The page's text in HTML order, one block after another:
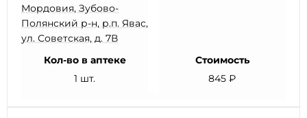
Мордовия, Зубово-
Полянский р-н, р.п. Явас,
ул. Советская, д. 7В
Кол-во в аптеке
1 шт.
Стоимость
845 ₽